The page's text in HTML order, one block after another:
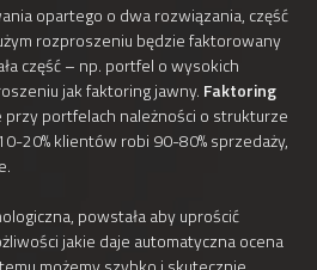
opartego o dwa rozwiązania, część
rozproszeniu będzie faktorowany
część – np. portfel o wysokich
jak faktoring jawny. Faktoring
portfelach należności o strukturze
20% klientów robi 90-80% sprzedaży,
powstała aby uprościć
jakie daje automatyczna ocena